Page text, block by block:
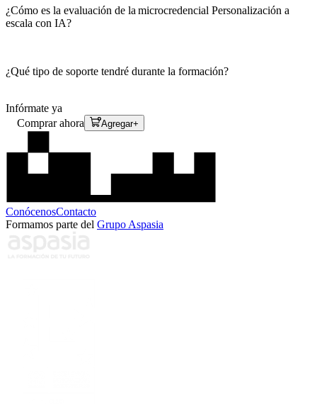
¿Cómo es la evaluación de la microcredencial Personalización a
escala con IA?
¿Qué tipo de soporte tendré durante la formación?
Infórmate ya
Comprar ahora
Agregar+
ConócenosContacto
Formamos parte del Grupo Aspasia